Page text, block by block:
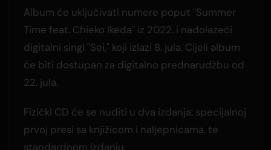
Album će uključivati numere poput "Summer
Time feat. Chieko Ikeda" iz 2022. i nadolazeći
digitalni singl "Sei," koji izlazi 8. jula. Cijeli album
će biti dostupan za digitalno prednarudžbu od
22. jula.
Fizički CD će se nuditi u dva izdanja: specijalnoj
prvoj presi sa knjižicom i naljepnicama, te
standardnom izdanju.